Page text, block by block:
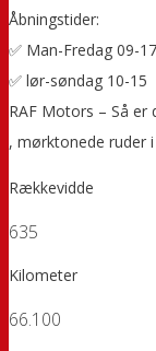
Åbningstider:
✅ Man-Fredag 09-
✅ lør-søndag 10-15
RAF Motors – Så er
, mørktonede ruder
Rækkevidde
635
Kilometer
66.100